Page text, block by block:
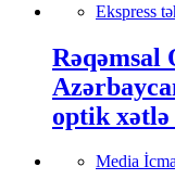
Ekspress
Rəqəmsal
optik
Media